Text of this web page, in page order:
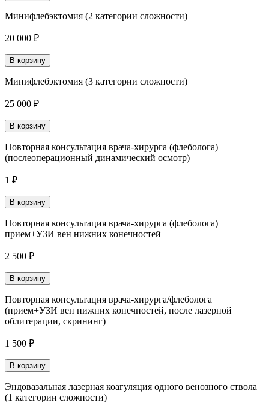
Минифлебэктомия (2 категории сложности)
20 000 ₽
В корзину
Минифлебэктомия (3 категории сложности)
25 000 ₽
В корзину
Повторная консультация врача-хирурга (флеболога)
(послеоперационный динамический осмотр)
1 ₽
В корзину
Повторная консультация врача-хирурга (флеболога)
прием+УЗИ вен нижних конечностей
2 500 ₽
В корзину
Повторная консультация врача-хирурга/флеболога
(прием+УЗИ вен нижних конечностей, после лазерной
облитерации, скрининг)
1 500 ₽
В корзину
Эндовазальная лазерная коагуляция одного венозного ствола
(1 категории сложности)